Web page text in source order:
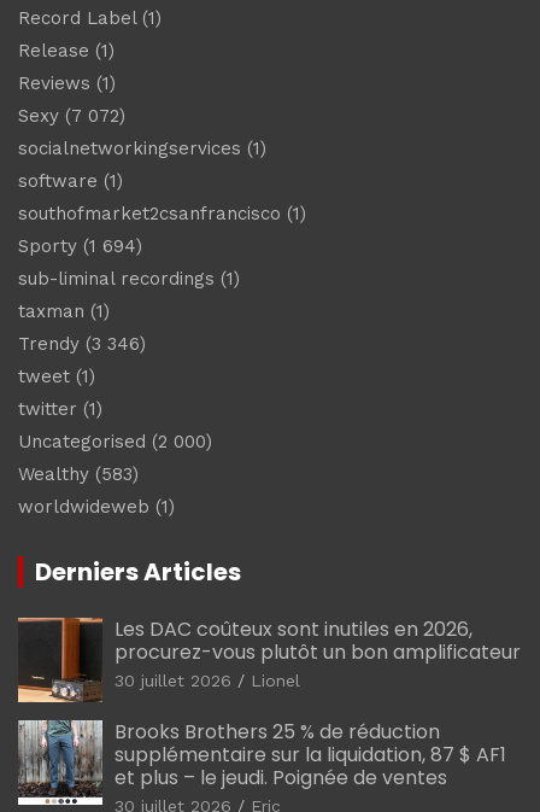
Record Label(1)
Release (1)
Reviews (1)
Sexy (7 072)
socialnetworkingservices (1)
software (1)
southofmarket2csanfrancisco (1)
Sporty (1 694)
sub-liminal recordings (1)
taxman (1)
Trendy (3 346)
tweet (1)
twitter (1)
Uncategorised (2 000)
Wealthy (583)
worldwideweb (1)
Derniers Articles
Les DAC coûteux sont inutiles en 2026,
procurez-vous plutôt un bon amplificateur
30 juillet 2026 Lionel
Brooks Brothers 25 % de réduction
supplémentaire sur la liquidation, 87 $ AF1
et plus – le jeudi. Poignée de ventes
30 juillet 2026 Eric